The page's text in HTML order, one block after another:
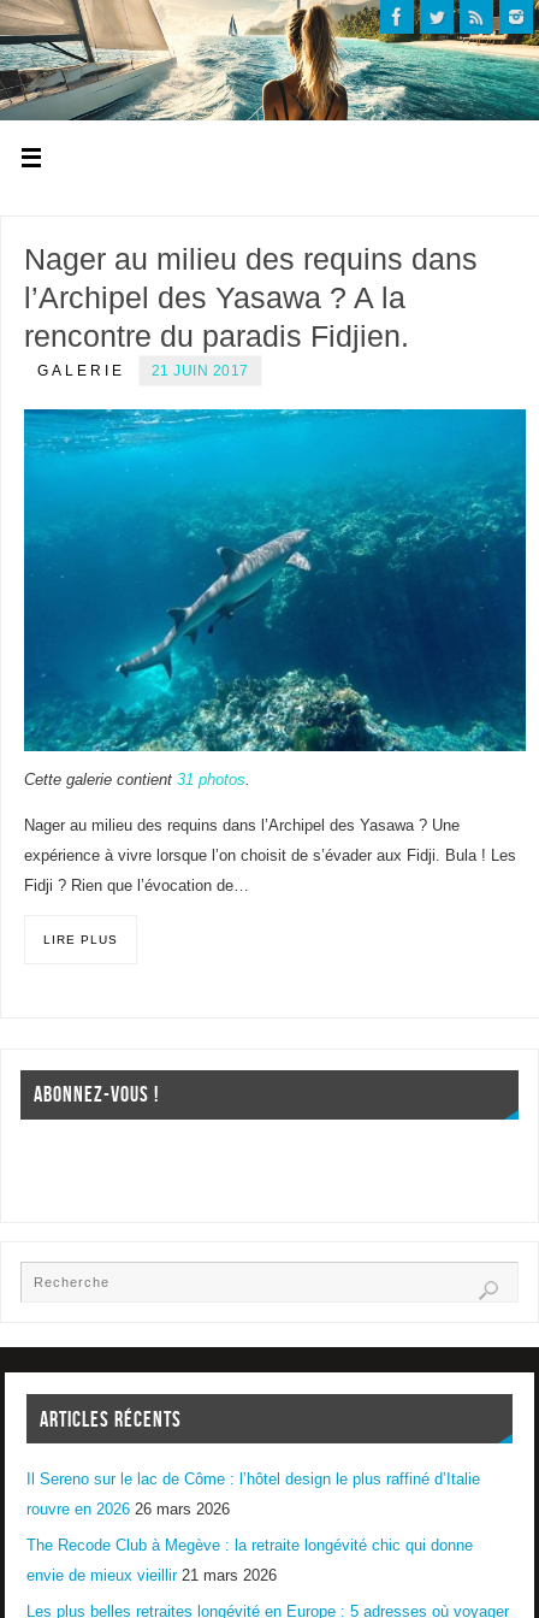
Nager au milieu des requins dans
l’Archipel des Yasawa ? A la
rencontre du paradis Fidjien.
GALERIE 21 JUIN 2017
Cette galerie contient 31 photos
Nager au milieu des requins dans l’Archipel des Yasawa ? Une
expérience à vivre lorsque l’on choisit de s’évader aux Fidji. Bula ! Les
Fidji ? Rien que l’évocation de…
LIRE PLUS
ABONNEZ-VOUS !
ARTICLES RÉCENTS
Il Sereno sur le lac de Côme : l’hôtel design le plus raffiné d’Italie
rouvre en 2026 26 mars 2026
The Recode Club à Megève : la retraite longévité chic qui donne
envie de mieux vieillir 21 mars 2026
Les plus belles retraites longévité en Europe : 5 adresses où voyager